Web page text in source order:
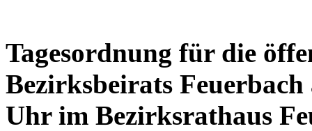
Tagesordnung für die
Bezirksbeirats
Uhr im Bezirksrathaus